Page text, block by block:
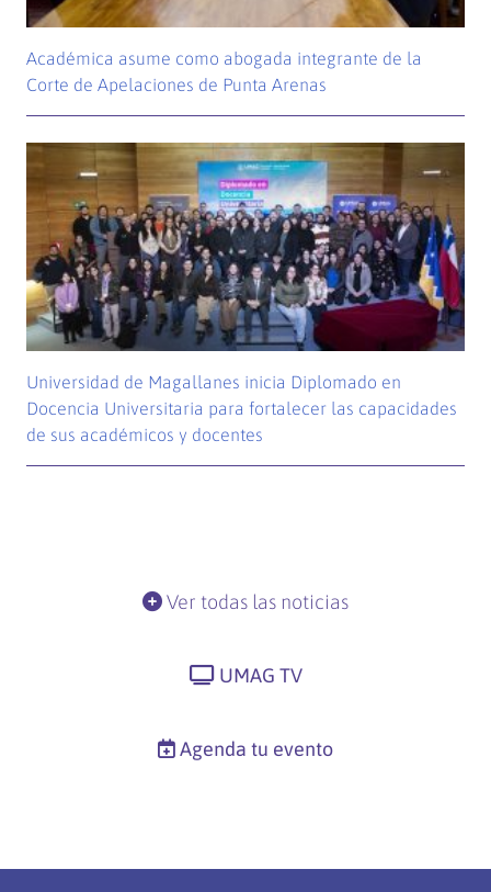
Académica asume como abogada integrante de la
Corte de Apelaciones de Punta Arenas
Universidad de Magallanes inicia Diplomado en
Docencia Universitaria para fortalecer las capacidades
de sus académicos y docentes
Ver todas las noticias
UMAG TV
Agenda tu evento